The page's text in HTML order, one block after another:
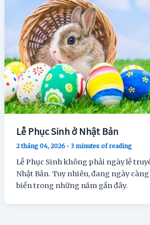
Lễ Phục Sinh ở Nhật Bản
2 tháng 04, 2026 • 3 minutes of reading
Lễ Phục Sinh không phải ngày lễ
Nhật Bản. Tuy nhiên, đang ngày
biến trong những năm gần đây.